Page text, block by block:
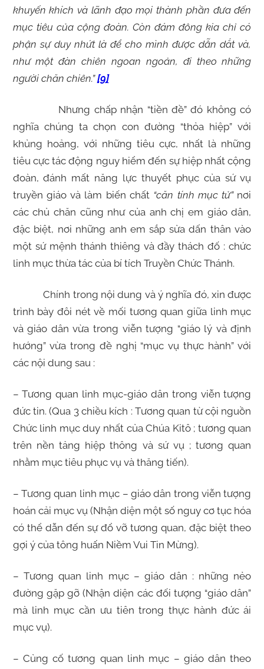
khuyến khích và lãnh đạo mọi thành phần đưa đến
mục tiêu của cộng đoàn. Còn đám đông kia chỉ có
phận sự duy nhứt là để cho mình được dẫn dắt và,
như một đàn chiên ngoan ngoản, đi theo những
người chăn chiên.”[9]
Nhưng chấp nhận “tiền đề” đó không có
nghĩa chúng ta chọn con đường “thỏa hiệp” với
khủng hoảng, với những tiêu cực, nhất là những
tiêu cực tác động nguy hiểm đến sự hiệp nhất cộng
đoàn, đánh mất năng lực thuyết phục của sứ vụ
truyền giáo và làm biến chất “căn tính mục tử”nơi
các chủ chăn cũng như của anh chị em giáo dân,
đặc biệt, nơi những anh em sắp sửa dấn thân vào
một sứ mệnh thánh thiêng và đầy thách đố : chức
linh mục thừa tác của bí tích Truyền Chức Thánh.
Chính trong nội dung và ý nghĩa đó, xin được
trình bày đôi nét về mối tương quan giữa linh mục
và giáo dân vừa trong viễn tượng “giáo lý và định
hướng” vừa trong đề nghị “mục vụ thực hành” với
các nội dung sau :
– Tương quan linh mục-giáo dân trong viễn tượng
đức tin. (Qua 3 chiều kích : Tương quan từ cội nguồn
Chức linh mục duy nhất của Chúa Kitô ; tương quan
trên nền tảng hiệp thông và sứ vụ ; tương quan
nhằm mục tiêu phục vụ và thăng tiến).
– Tương quan linh mục – giáo dân trong viễn tượng
hoán cải mục vụ (Nhận diện một số nguy cơ tục hóa
có thể dẫn đến sự đổ vỡ tương quan, đặc biệt theo
gợi ý của tông huấn Niềm Vui Tin Mừng).
– Tương quan linh mục – giáo dân : những nẻo
đường gặp gỡ (Nhận diện các đối tượng “giáo dân”
mà linh mục cần ưu tiên trong thực hành đức ái
mục vụ).
– Củng cố tương quan linh mục – giáo dân theo